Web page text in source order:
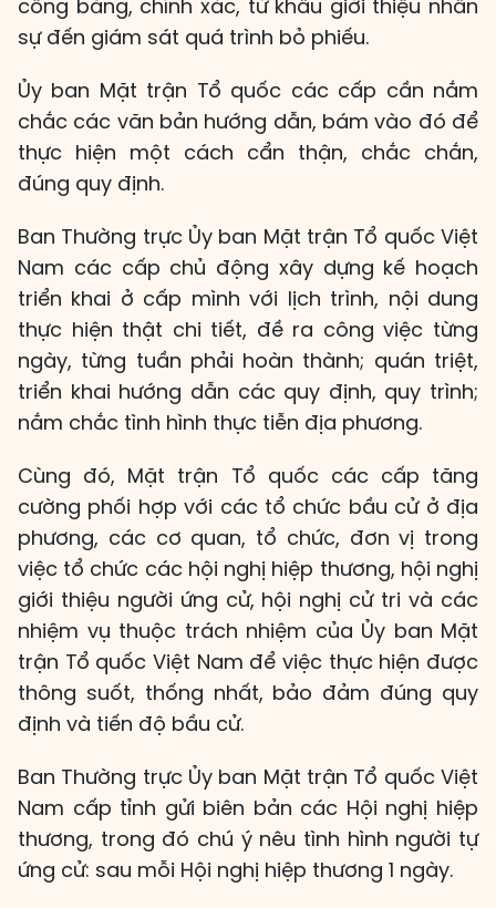
công bằng, chính xác, từ khâu giới thiệu nhân
sự đến giám sát quá trình bỏ phiếu.
Ủy ban Mặt trận Tổ quốc các cấp cần nắm
chắc các văn bản hướng dẫn, bám vào đó để
thực hiện một cách cẩn thận, chắc chắn,
đúng quy định.
Ban Thường trực Ủy ban Mặt trận Tổ quốc Việt
Nam các cấp chủ động xây dựng kế hoạch
triển khai ở cấp mình với lịch trình, nội dung
thực hiện thật chi tiết, đề ra công việc từng
ngày, từng tuần phải hoàn thành; quán triệt,
triển khai hướng dẫn các quy định, quy trình;
nắm chắc tình hình thực tiễn địa phương.
Cùng đó, Mặt trận Tổ quốc các cấp tăng
cường phối hợp với các tổ chức bầu cử ở địa
phương, các cơ quan, tổ chức, đơn vị trong
việc tổ chức các hội nghị hiệp thương, hội nghị
giới thiệu người ứng cử, hội nghị cử tri và các
nhiệm vụ thuộc trách nhiệm của Ủy ban Mặt
trận Tổ quốc Việt Nam để việc thực hiện được
thông suốt, thống nhất, bảo đảm đúng quy
định và tiến độ bầu cử.
Ban Thường trực Ủy ban Mặt trận Tổ quốc Việt
Nam cấp tỉnh gửi biên bản các Hội nghị hiệp
thương, trong đó chú ý nêu tình hình người tự
ứng cử: sau mỗi Hội nghị hiệp thương 1 ngày.